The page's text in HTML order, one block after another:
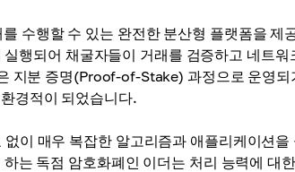
수행할 수 있는 완전한 분산형 플랫폼을 제
행되어 채굴자들이 거래를 검증하고 네트워
지분 증명(Proof-of-Stake) 과정으로 운영되
경적이 되었습니다.
이 매우 복잡한 알고리즘과 애플리케이션을
는 독점 암호화폐인 이더는 처리 능력에 대